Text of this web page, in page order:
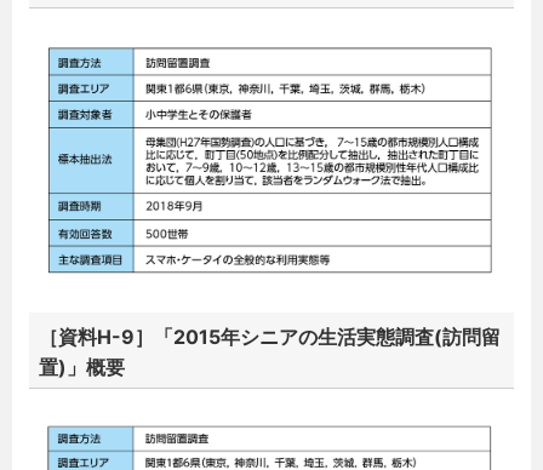
［資料H-9］「2015年シニアの生活実態調査(訪問留
置)」概要